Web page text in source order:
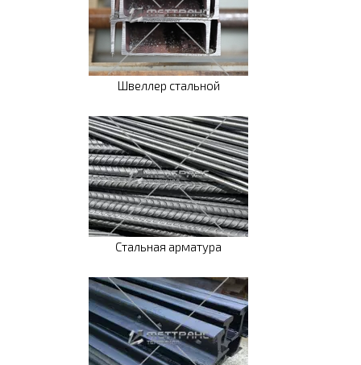
Швеллер стальной
Стальная арматура